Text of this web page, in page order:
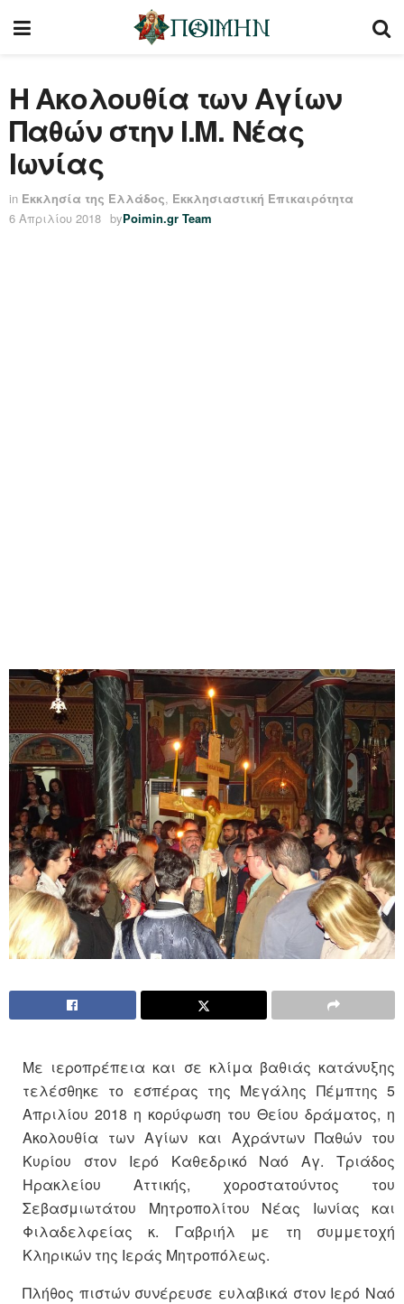
Η Ακολουθία των Αγίων
Παθών στην Ι.Μ. Νέας
Ιωνίας
in Εκκλησία της Ελλάδος, Εκκλησιαστική Επικαιρότητα
6 Απριλίου 2018 byPoimin.gr Team
Με ιεροπρέπεια και σε κλίμα βαθιάς κατάνυξης
τελέσθηκε το εσπέρας της Μεγάλης Πέμπτης 5
Απριλίου 2018 η κορύφωση του Θείου δράματος, η
Ακολουθία των Αγίων και Αχράντων Παθών του
Κυρίου στον Ιερό Καθεδρικό Ναό Αγ. Τριάδος
Ηρακλείου Αττικής, χοροστατούντος του
Σεβασμιωτάτου Μητροπολίτου Νέας Ιωνίας και
Φιλαδελφείας κ. Γαβριήλ με τη συμμετοχή
Κληρικών της Ιεράς Μητροπόλεως.
Πλήθος πιστών συνέρευσε ευλαβικά στον Ιερό Ναό